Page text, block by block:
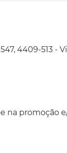
4409-513 -
na promoção